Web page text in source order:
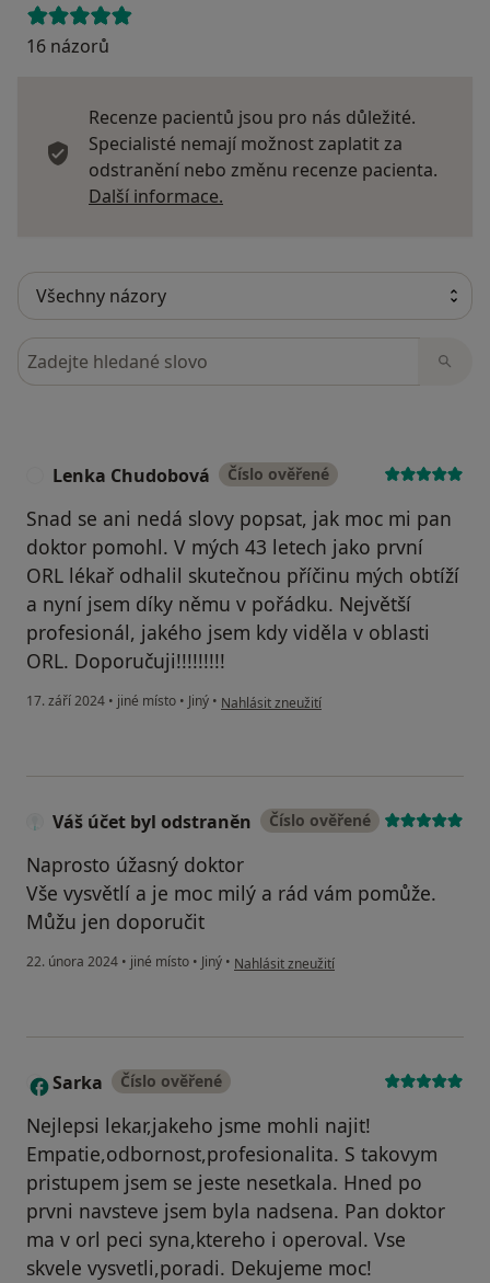
16 názorů
Recenze pacientů jsou pro nás důležité.
Specialisté nemají možnost zaplatit za
odstranění nebo změnu recenze pacienta.
Další informace.
Hledejte v názorech
Lenka Chudobová Číslo ověřené
Snad se ani nedá slovy popsat, jak moc mi pan
doktor pomohl. V mých 43 letech jako první
ORL lékař odhalil skutečnou příčinu mých obtíží
a nyní jsem díky němu v pořádku. Největší
profesionál, jakého jsem kdy viděla v oblasti
ORL. Doporučuji!!!!!!!!!
17. září 2024 • jiné místo • Jiný • podle názoru uživatele Lenka Chudobová
Nahlásit zneužití
Váš účet byl odstraněn Číslo ověřené
Naprosto úžasný doktor
Vše vysvětlí a je moc milý a rád vám pomůže.
Můžu jen doporučit
22. února 2024 • jiné místo • Jiný • podle názoru uživatele Váš účet byl
Nahlásit zneužití
S Sarka Číslo ověřené
Nejlepsi lekar,jakeho jsme mohli najit!
Empatie,odbornost,profesionalita. S takovym
pristupem jsem se jeste nesetkala. Hned po
prvni navsteve jsem byla nadsena. Pan doktor
ma v orl peci syna,ktereho i operoval. Vse
skvele vysvetli,poradi. Dekujeme moc!